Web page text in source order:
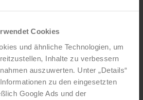
Cookies
und ähnliche Technologien, um
Inhalte zu verbessern
auszuwerten. Unter „Details“
zu den eingesetzten
Google Ads und der
wahr: Aspen X Games
2016